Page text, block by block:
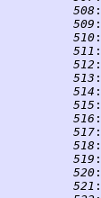
508 :
509 :
510 :
511 :
512 :
513 :
514 :
515 :
516 :
517 :
518 :
519 :
520 :
521 :